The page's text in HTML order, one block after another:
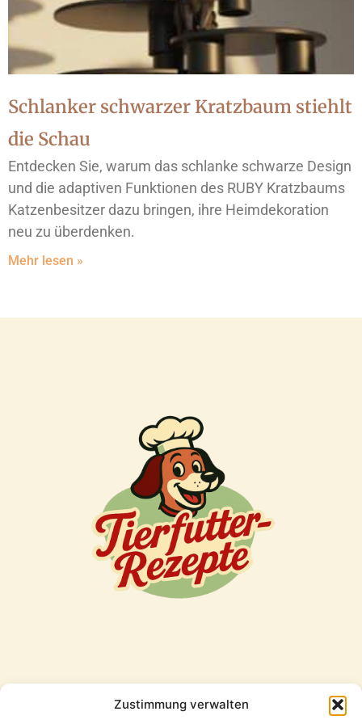
Zustimmung verwalten
Schlanker schwarzer Kratzbaum stiehlt
die Schau
Entdecken Sie, warum das schlanke schwarze Design
und die adaptiven Funktionen des RUBY Kratzbaums
Katzenbesitzer dazu bringen, ihre Heimdekoration
neu zu überdenken.
Mehr lesen »